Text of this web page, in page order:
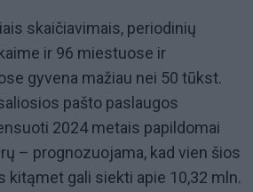
skaičiavimais, periodinių
ir 96 miestuose ir
gyvena mažiau nei 50 tūkst.
pašto paslaugos
2024 metais papildomai
– prognozuojama, kad vien šios
kitąmet gali siekti apie 10,32 mln.